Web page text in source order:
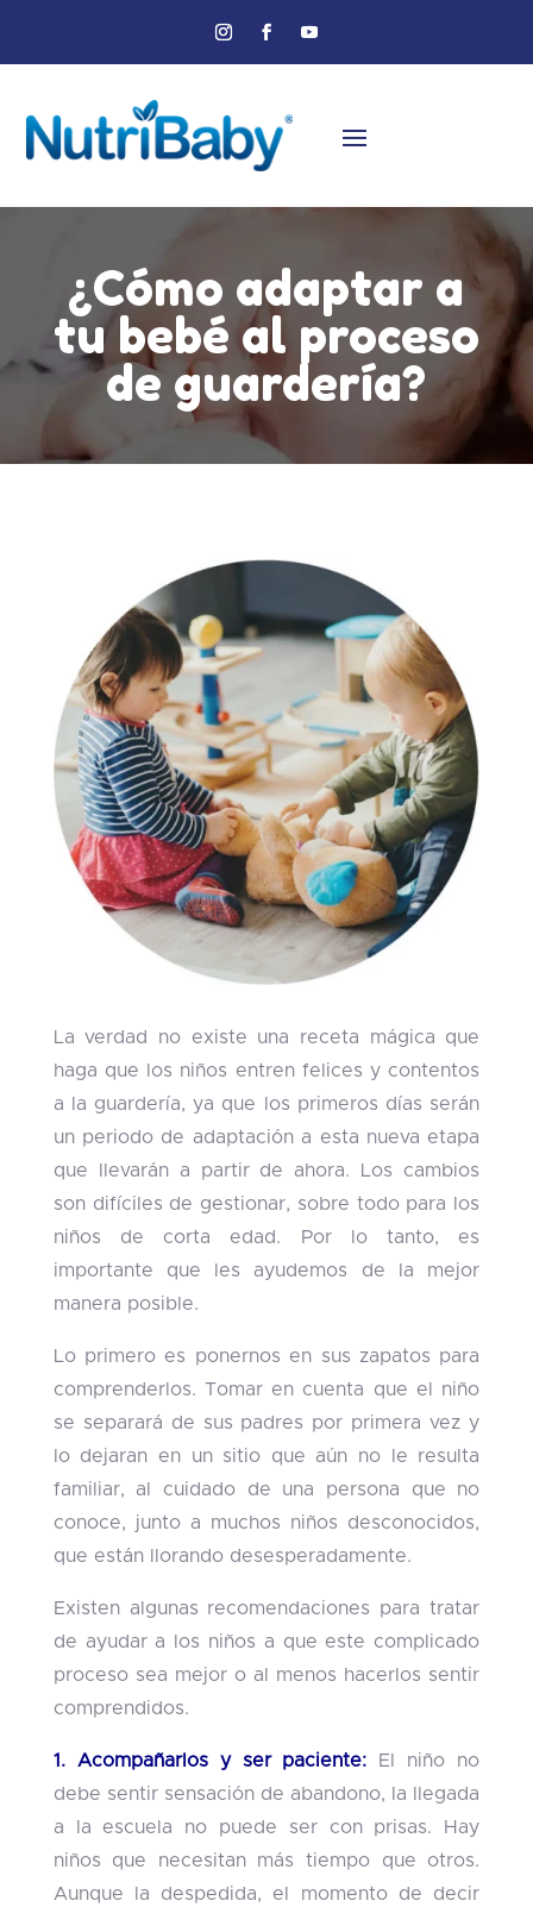
¿Cómo adaptar a
tu bebé al proceso
de guardería?
La verdad no existe una receta mágica que
haga que los niños entren felices y contentos
a la guardería, ya que los primeros días serán
un periodo de adaptación a esta nueva etapa
que llevarán a partir de ahora. Los cambios
son difíciles de gestionar, sobre todo para los
niños de corta edad. Por lo tanto, es
importante que les ayudemos de la mejor
manera posible.
Lo primero es ponernos en sus zapatos para
comprenderlos. Tomar en cuenta que el niño
se separará de sus padres por primera vez y
lo dejaran en un sitio que aún no le resulta
familiar, al cuidado de una persona que no
conoce, junto a muchos niños desconocidos,
que están llorando desesperadamente.
Existen algunas recomendaciones para tratar
de ayudar a los niños a que este complicado
proceso sea mejor o al menos hacerlos sentir
comprendidos.
1. Acompañarlos y ser paciente:
El niño no
debe sentir sensación de abandono, la llegada
a la escuela no puede ser con prisas. Hay
niños que necesitan más tiempo que otros.
Aunque la despedida, el momento de decir